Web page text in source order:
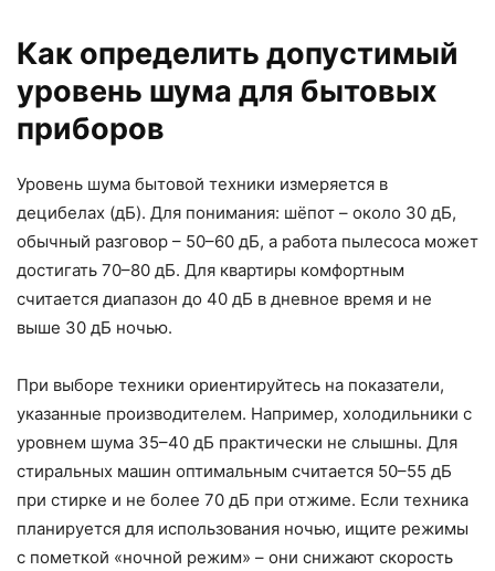
Как определить допустимый
уровень шума для бытовых
приборов
Уровень шума бытовой техники измеряется в
децибелах (дБ). Для понимания: шёпот – около 30 дБ,
обычный разговор – 50–60 дБ, а работа пылесоса может
достигать 70–80 дБ. Для квартиры комфортным
считается диапазон до 40 дБ в дневное время и не
выше 30 дБ ночью.
При выборе техники ориентируйтесь на показатели,
указанные производителем. Например, холодильники с
уровнем шума 35–40 дБ практически не слышны. Для
стиральных машин оптимальным считается 50–55 дБ
при стирке и не более 70 дБ при отжиме. Если техника
планируется для использования ночью, ищите режимы
с пометкой «ночной режим» – они снижают скорость